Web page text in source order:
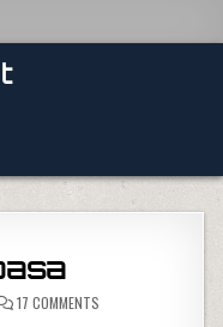
17 COMMENTS